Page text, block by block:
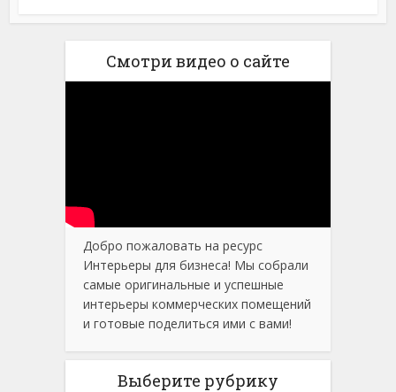
Смотри видео о сайте
Добро пожаловать на ресурс
Интерьеры для бизнеса! Мы собрали
самые оригинальные и успешные
интерьеры коммерческих помещений
и готовые поделиться ими с вами!
Выберите рубрику